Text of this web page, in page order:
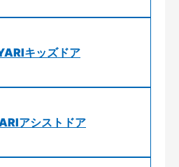
キッズドア
アシストドア